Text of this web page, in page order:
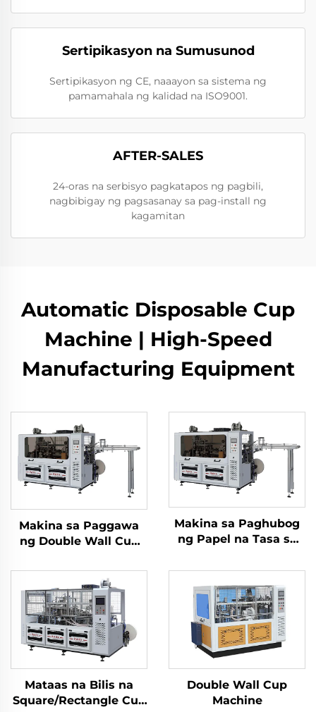
Sertipikasyon na Sumusunod
Sertipikasyon ng CE, naaayon sa sistema ng
pamamahala ng kalidad na ISO9001.
AFTER-SALES
24-oras na serbisyo pagkatapos ng pagbili,
nagbibigay ng pagsasanay sa pag-install ng
kagamitan
Automatic Disposable Cup
Machine | High-Speed
Manufacturing Equipment
Makina sa Paggawa
ng Double Wall Cup
Makina sa Paghubog
ng Papel na Tasa sa
Mataas na Bilis na
Square/Rectangle Cup
Double Wall Cup
Machine